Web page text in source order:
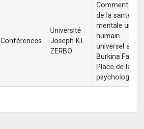
Conférences
Université
Joseph KI-
ZERBO
Comment
de la santé
mentale un
humain
universel au
Burkina Faso:
Place de la
psychologie